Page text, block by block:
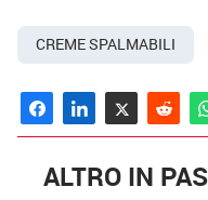
CREME SPALMABILI
ALTRO IN